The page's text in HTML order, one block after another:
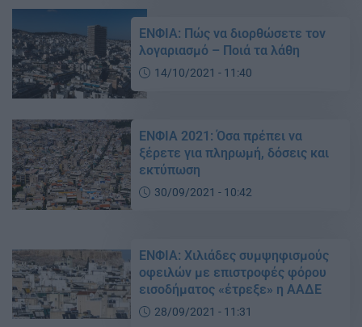
ΕΝΦΙΑ: Πώς να διορθώσετε τον
λογαριασμό – Ποιά τα λάθη
14/10/2021 - 11:40
ΕΝΦΙΑ 2021: Όσα πρέπει να
ξέρετε για πληρωμή, δόσεις και
εκτύπωση
30/09/2021 - 10:42
ΕΝΦΙΑ: Χιλιάδες συμψηφισμούς
οφειλών με επιστροφές φόρου
εισοδήματος «έτρεξε» η ΑΑΔΕ
28/09/2021 - 11:31